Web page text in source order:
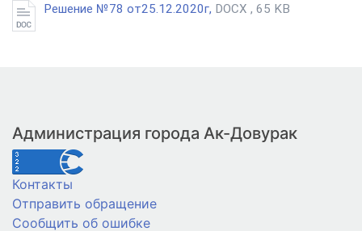
Решение №78 от25.12.2020г, DOCX , 65 KB
Администрация города Ак-Довурак
Контакты
Отправить обращение
Сообщить об ошибке